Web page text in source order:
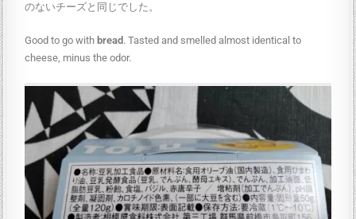
のないチーズと同じでした。
Good to go with bread . Tasted and smelled almost identical to
cheese, minus the odor.